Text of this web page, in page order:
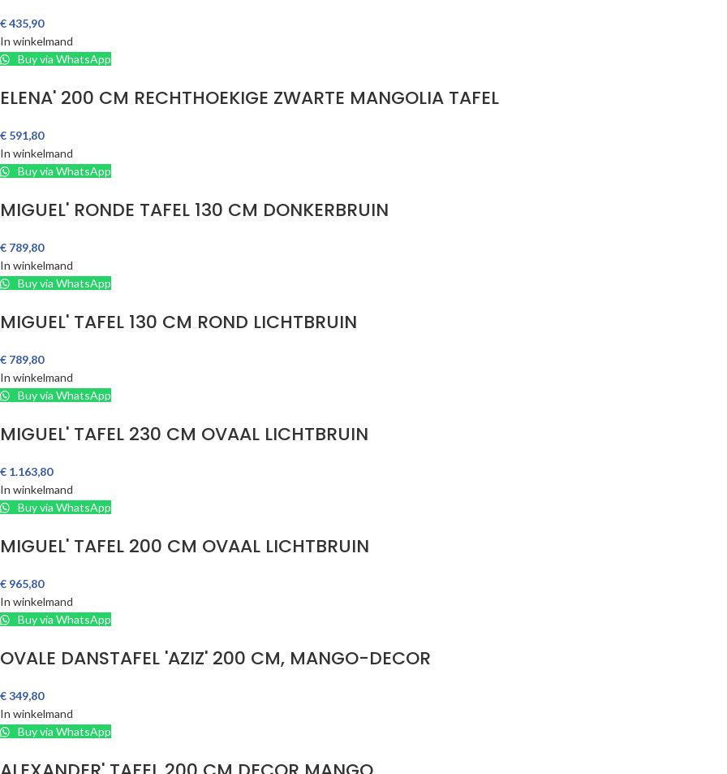
€435,90
In winkelmand
Buy via WhatsApp
ELENA' 200 CM RECHTHOEKIGE ZWARTE MANGOLIA TAFEL
€ 591,80
In winkelmand
Buy via WhatsApp
MIGUEL' RONDE TAFEL 130 CM DONKERBRUIN
€ 789,80
In winkelmand
Buy via WhatsApp
MIGUEL' TAFEL 130 CM ROND LICHTBRUIN
€ 789,80
In winkelmand
Buy via WhatsApp
MIGUEL' TAFEL 230 CM OVAAL LICHTBRUIN
€ 1.163,80
In winkelmand
Buy via WhatsApp
MIGUEL' TAFEL 200 CM OVAAL LICHTBRUIN
€ 965,80
In winkelmand
Buy via WhatsApp
OVALE DANSTAFEL 'AZIZ' 200 CM, MANGO-DECOR
€349,80
In winkelmand
Buy via WhatsApp